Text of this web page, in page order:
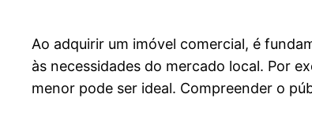
Ao adquirir um imóvel comercial, é
às necessidades do mercado local. Por
menor pode ser ideal. Compreender o